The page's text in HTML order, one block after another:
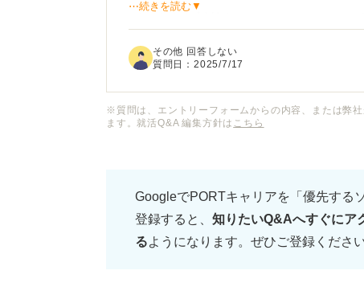
⋯続きを読む▼
その他 回答しない
質問日：2025/7/17
※質問は、エントリーフォームからの内容、または弊
ます。就活Q&A 編集方針は こちら
GoogleでPORTキャリアを「優先する
登録すると、 知りたいQ&Aへすぐにア
るようになります。ぜひご登録ください